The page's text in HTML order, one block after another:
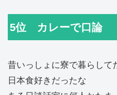
5位 カレーで口論
昔いっしょに寮で暮らして
日本食好きだったな